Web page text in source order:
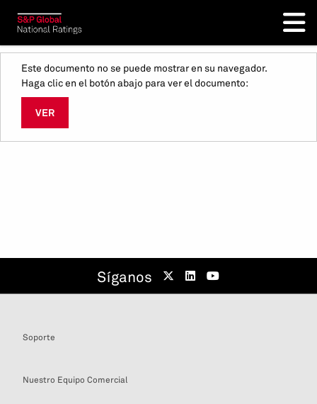
Este documento no se puede mostrar en su navegador.
Haga clic en el botón abajo para ver el documento:
VER
Síganos
Soporte
Nuestro Equipo Comercial